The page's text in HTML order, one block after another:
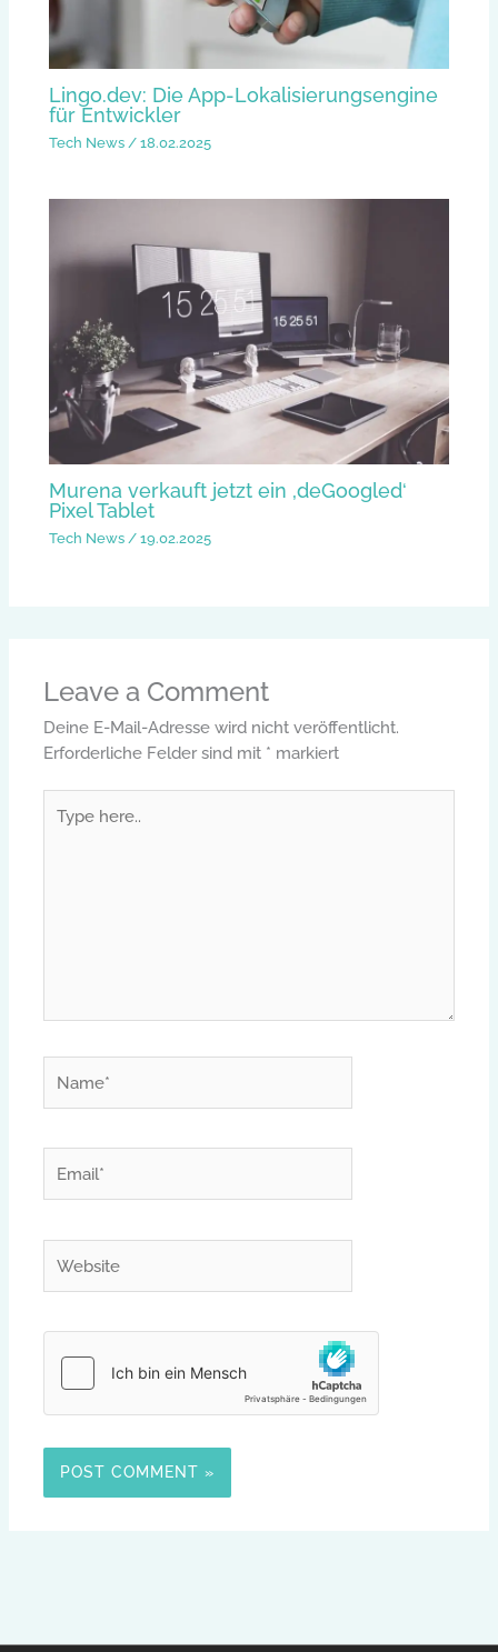
Lingo.dev: Die App-Lokalisierungsengine
für Entwickler
Tech News /18.02.2025
Murena verkauft jetzt ein ‚deGoogled‘
Pixel Tablet
Tech News /19.02.2025
Leave a Comment
Deine E-Mail-Adresse wird nicht veröffentlicht.
Erforderliche Felder sind mit * markiert
here..